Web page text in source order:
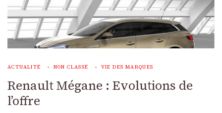
ACTUALITÉ NON CLASSÉ VIE DES MARQUES
Renault Mégane : Evolutions de
l’offre